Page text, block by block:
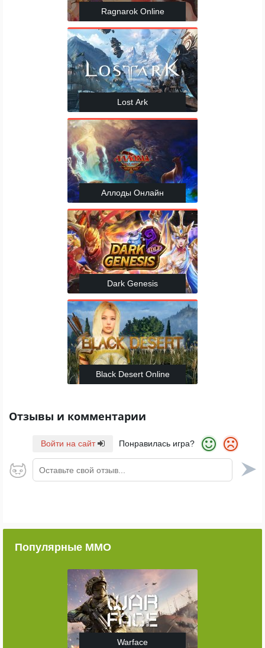
Ragnarok Online
Lost Ark
Аллоды Онлайн
Dark Genesis
Black Desert Online
Отзывы и комментарии
Войти на сайт Понравилась игра?
Оставьте свой отзыв...
Популярные ММО
Warface